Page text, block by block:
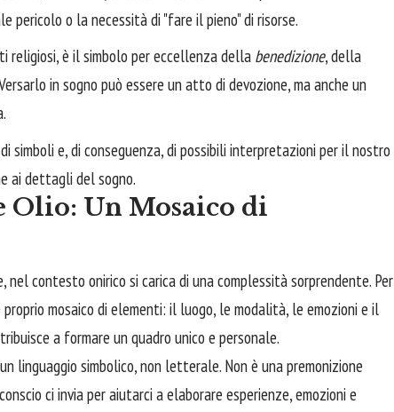
pericolo o la necessità di "fare il pieno" di risorse.
religiosi, è il simbolo per eccellenza della benedizione, della
in sogno può essere un atto di devozione, ma anche un
simboli e, di conseguenza, di possibili interpretazioni per il nostro
ai dettagli del sogno.
Olio: Un Mosaico di
nel contesto onirico si carica di una complessità sorprendente. Per
mosaico di elementi: il luogo, le modalità, le emozioni e il
a formare un quadro unico e personale.
linguaggio simbolico, non letterale. Non è una premonizione
ci invia per aiutarci a elaborare esperienze, emozioni e